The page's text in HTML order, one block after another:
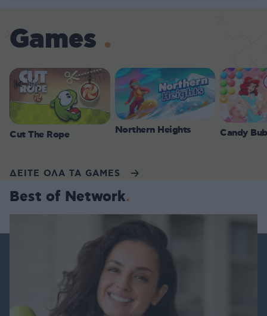
Games
Cut The Rope Northern Heights Candy
ΔΕΙΤΕ ΟΛΑ ΤΑ GAMES
Best of Network